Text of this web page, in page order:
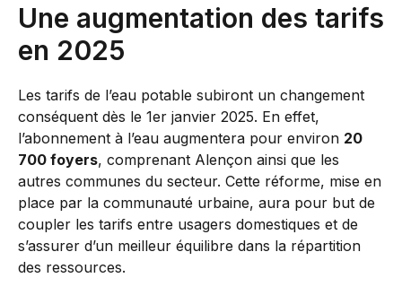
Une augmentation des tarifs
en 2025
Les tarifs de l’eau potable subiront un changement
conséquent dès le 1er janvier 2025. En effet,
l’abonnement à l’eau augmentera pour environ 20
700 foyers, comprenant Alençon ainsi que les
autres communes du secteur. Cette réforme, mise en
place par la communauté urbaine, aura pour but de
coupler les tarifs entre usagers domestiques et de
s’assurer d’un meilleur équilibre dans la répartition
des ressources.